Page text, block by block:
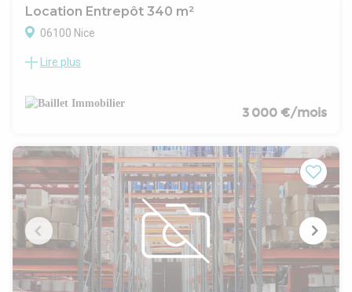
Location Entrepôt 340 m²
06100 Nice
BAILLET IMMOBILIER, vous propose à 5 minutes de la sortie
environ avec un petit bureau et un bloc sanitaires.
Accessible par un rideau métallique de 2,58 de Haut par 2,70
Très lumineux et en très bon état, le bien est équipé d'un
stand de lavage.
Hauteur à l'intérieur 5 mètres.
- Loyer : 3000 € HT mensuel
- Dépôt de garantie : 3 mois de loyer
- Charges : 840 € HT annuelles
- Foncier : 3480 € annuel
- Honoraires : 7200 € HT soit un TTC de 8640 €
- BAILLET IMMOBILIER
Lire plus
3 000 €/mois